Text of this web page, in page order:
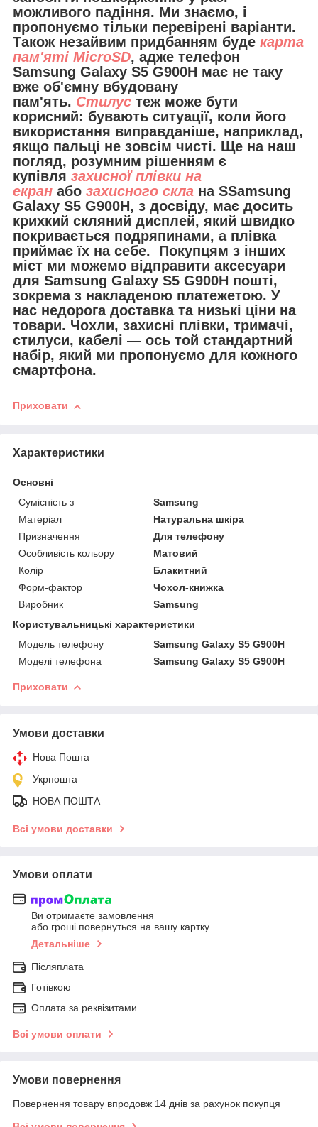
можливого падіння. Ми знаємо, і
пропонуємо тільки перевірені варіанти.
Також незайвим придбанням буде карта
пам'яті MicroSD, адже телефон
Samsung Galaxy S5 G900H має не таку
вже об'ємну вбудовану
пам'ять. Стилус теж може бути
корисний: бувають ситуації, коли його
використання виправданіше, наприклад,
якщо пальці не зовсім чисті. Ще на наш
погляд, розумним рішенням є
купівля захисної плівки на
екран або захисного скла на SSamsung
Galaxy S5 G900H, з досвіду, має досить
крихкий скляний дисплей, який швидко
покривається подряпинами, а плівка
приймає їх на себе. Покупцям з інших
міст ми можемо відправити аксесуари
для Samsung Galaxy S5 G900H пошті,
зокрема з накладеною платежетою. У
нас недорога доставка та низькі ціни на
товари. Чохли, захисні плівки, тримачі,
стилуси, кабелі — ось той стандартний
набір, який ми пропонуємо для кожного
смартфона.
Приховати
Характеристики
Основні
Сумісність з
Samsung
Матеріал
Натуральна шкіра
Призначення
Для телефону
Особливість кольору
Матовий
Колір
Блакитний
Форм-фактор
Чохол-книжка
Виробник
Samsung
Користувальницькі характеристики
Модель телефону
Samsung Galaxy S5 G900H
Моделі телефона
Samsung Galaxy S5 G900H
Приховати
Умови доставки
Нова Пошта
Укрпошта
НОВА ПОШТА
Всі умови доставки
Умови оплати
Ви отримаєте замовлення
або гроші повернуться на вашу картку
Детальніше
Післяплата
Готівкою
Оплата за реквізитами
Всі умови оплати
Умови повернення
Повернення товару впродовж 14 днів за рахунок покупця